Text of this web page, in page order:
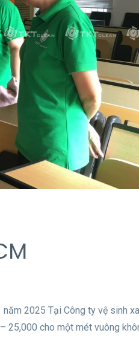
2025 Tại Công ty vệ sinh
25,000 cho một mét vuông